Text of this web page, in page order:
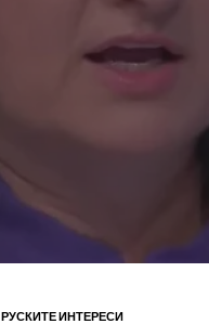
ИНТЕРЕСИ